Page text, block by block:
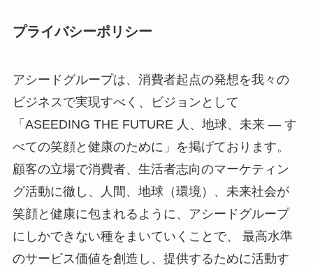
プライバシーポリシー
アシードグループは、消費者起点の発想を我々の
ビジネスで実現すべく、ビジョンとして
「ASEEDING THE FUTURE 人、地球、未来 ― す
べての笑顔と健康のために」を掲げております。
顧客の立場で消費者、生活者志向のマーケティン
グ活動に徹し、人間、地球（環境）、未来社会が
笑顔と健康に包まれるように、アシードグループ
にしかできない種をまいていくことで、 最高水準
のサービス価値を創造し、提供するために活動す